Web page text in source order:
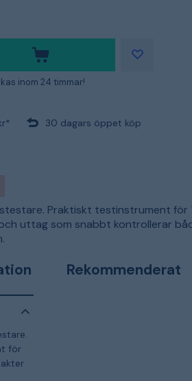
inom 24 timmar!
30 dagars öppet köp
Praktiskt testinstrument för
uttag som snabbt kontrollerar
för
Rekommenderat